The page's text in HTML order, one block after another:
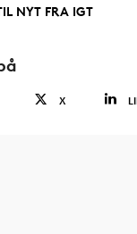
NYT FRA IGT
X